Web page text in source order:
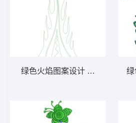
绿色火焰图案设计 免费小花系绿